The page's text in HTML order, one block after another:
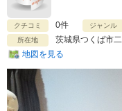
クチコミ 0件 ジャンル
所在地 茨城県つくば市
地図を見る